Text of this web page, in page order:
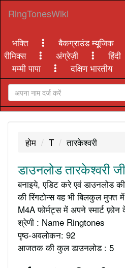
RingTonesWiki
भक्ति बैकग्राउंड म्यूजिक
रीमिक्स
अंग्रेज़ी हिंदी
मम्मी पापा
दक्षिण भारतीय
होम T तारकेश्वरी
डाउनलोड तारकेश्वरी
बनाइये, एडिट करे एवं डाउनलोड
की रिंगटोन्स वह भी बिलकुल मुफ्त
M4A फोर्मट्स में अपने स्मार्ट फ़ोन
श्रेणी : Name Ringtones
पृष्ठ-अवलोकन: 92
आजतक की कुल डाउनलोड : 5